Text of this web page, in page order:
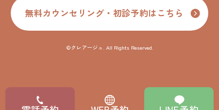
無料カウンセリング・初診予約はこちら
©クレアージュ. All Rights Reserved.